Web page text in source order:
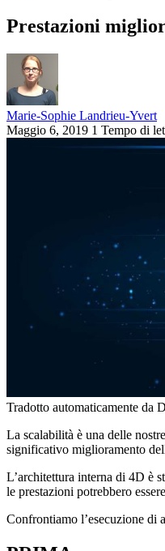
Prestazioni
Marie-Sophie Landrieu-Yvert
Maggio 6, 2019 1 Tempo di
Tradotto automaticamente da
La scalabilità è una delle
significativo miglioramento
L’architettura interna di 4D è
le prestazioni potrebbero
Confrontiamo l’esecuzione di